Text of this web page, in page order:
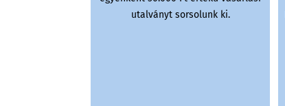
utalványt sorsolunk ki.